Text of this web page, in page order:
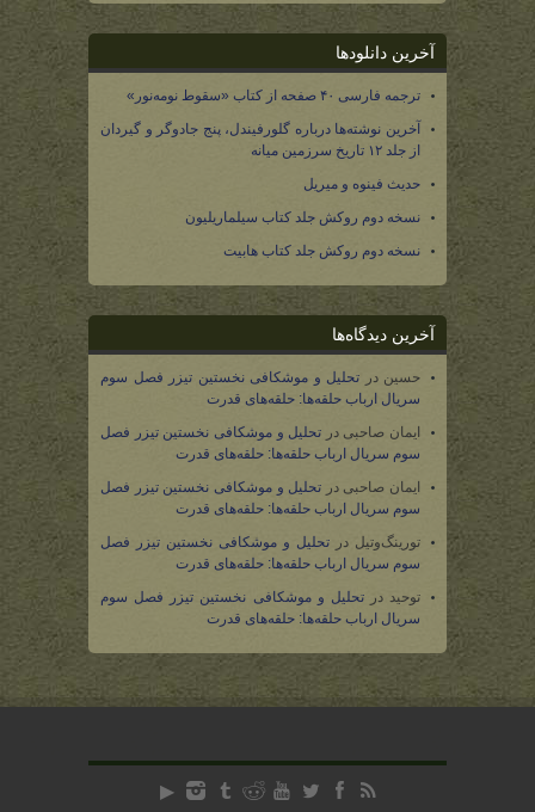
آخرین دانلودها
ترجمه فارسی ۴۰ صفحه از کتاب «سقوط نومه‌نور»
آخرین نوشته‌ها درباره گلورفیندل، پنج جادوگر و گیردان
از جلد ۱۲ تاریخ سرزمین میانه
حدیث فینوه و میریل
نسخه دوم روکش جلد کتاب سیلماریلیون
نسخه دوم روکش جلد کتاب هابیت
آخرین دیدگاه‌ها
حسین در تحلیل و موشکافی نخستین تیزر فصل سوم
سریال ارباب حلقه‌ها: حلقه‌های قدرت
ایمان صاحبی در تحلیل و موشکافی نخستین تیزر فصل
سوم سریال ارباب حلقه‌ها: حلقه‌های قدرت
ایمان صاحبی در تحلیل و موشکافی نخستین تیزر فصل
سوم سریال ارباب حلقه‌ها: حلقه‌های قدرت
تورینگ‌وتیل در تحلیل و موشکافی نخستین تیزر فصل
سوم سریال ارباب حلقه‌ها: حلقه‌های قدرت
توحید درتحلیل و موشکافی نخستین تیزر فصل سوم
سریال ارباب حلقه‌ها: حلقه‌های قدرت